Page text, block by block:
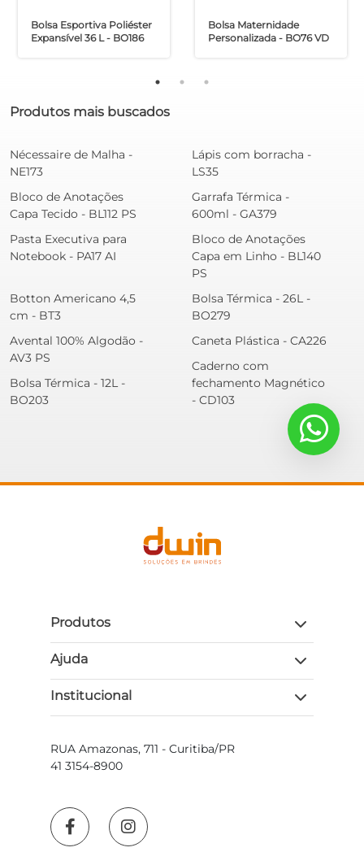
Bolsa Esportiva Poliéster
Expansível 36 L - BO186
Bolsa Maternidade
Personalizada - BO76 VD
Produtos mais buscados
Nécessaire de Malha -
NE173
Bloco de Anotações
Capa Tecido - BL112 PS
Pasta Executiva para
Notebook - PA17 AI
Lápis com borracha -
LS35
Garrafa Térmica -
600ml - GA379
Bloco de Anotações
Capa em Linho - BL140
PS
Botton Americano 4,5
cm - BT3
Avental 100% Algodão -
AV3 PS
Bolsa Térmica - 12L -
BO203
Bolsa Térmica - 26L -
BO279
Caneta Plástica - CA226
Caderno com
fechamento Magnético
- CD103
Produtos
Ajuda
Institucional
RUA Amazonas, 711 - Curitiba/PR
41 3154-8900